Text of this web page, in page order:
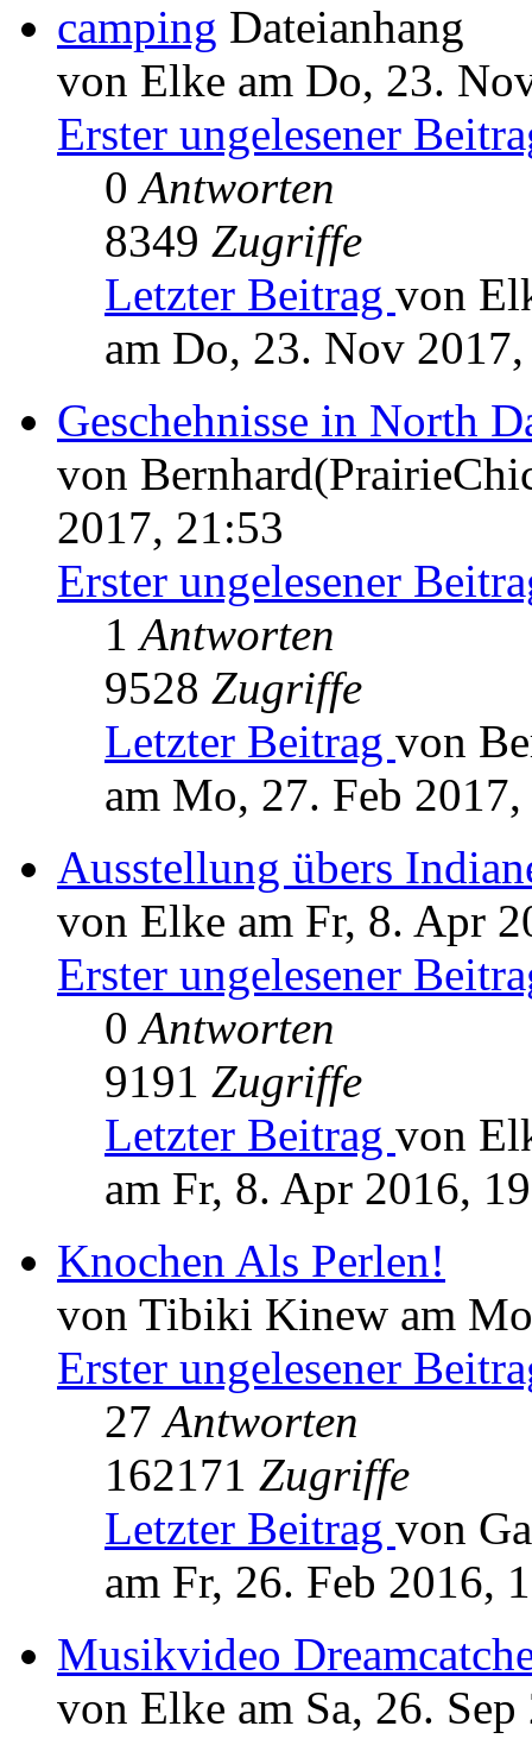
camping Dateianhang
von Elke am Do, 23.
Erster ungelesener
0Antworten
8349 Zugriffe
Letzter Beitrag von
am Do, 23. Nov
Geschehnisse in North
von
2017, 21:53
Erster ungelesener
1Antworten
9528 Zugriffe
Letzter Beitrag von
am Mo, 27. Feb
Ausstellung übers
von Elke am Fr, 8. Apr
Erster ungelesener
0Antworten
9191 Zugriffe
Letzter Beitrag von
am Fr, 8. Apr 2016,
Knochen Als Perlen!
von Tibiki Kinew am
Erster ungelesener
27Antworten
162171 Zugriffe
Letzter Beitrag von
am Fr, 26. Feb 2016,
Musikvideo
von Elke am Sa, 26.